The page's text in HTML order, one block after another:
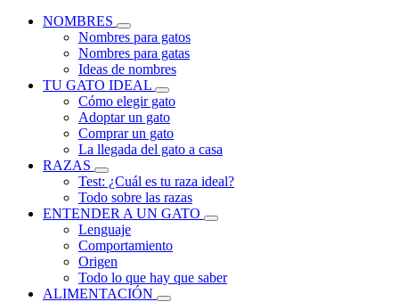
NOMBRES
Nombres para gatos
Nombres para gatas
Ideas de nombres
TU GATO IDEAL
Cómo elegir gato
Adoptar un gato
Comprar un gato
La llegada del gato a casa
RAZAS
Test: ¿Cuál es tu raza ideal?
Todo sobre las razas
ENTENDER A UN GATO
Lenguaje
Comportamiento
Origen
Todo lo que hay que saber
ALIMENTACIÓN